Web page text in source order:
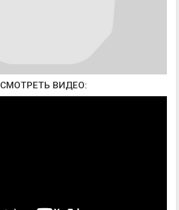
СМОТРЕТЬ ВИДЕО: